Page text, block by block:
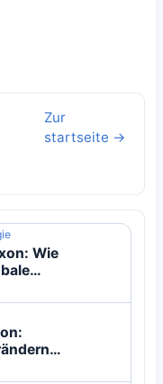
Zur
startseite →
Wie